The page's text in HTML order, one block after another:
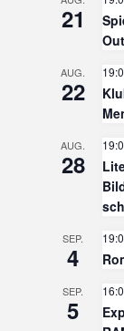
21
AUG.
22
AUG.
28
SEP.
4
SEP.
5